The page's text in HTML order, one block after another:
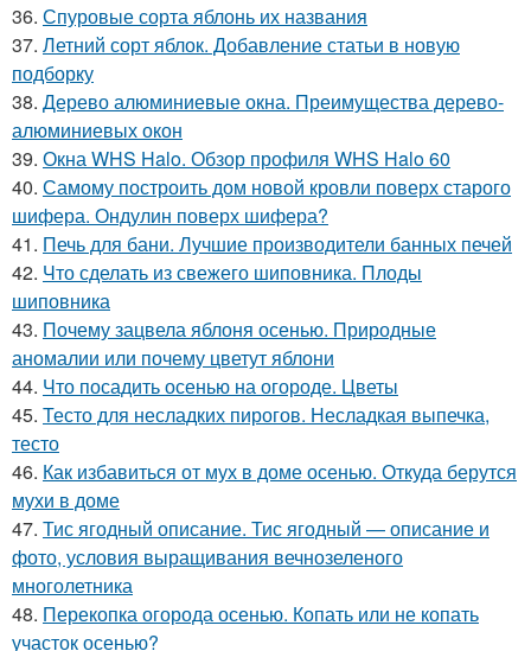
36. Спуровые сорта яблонь их названия
37. Летний сорт яблок. Добавление статьи в новую
подборку
38. Дерево алюминиевые окна. Преимущества дерево-
алюминиевых окон
39. Окна WHS Halo. Обзор профиля WHS Halo 60
40. Самому построить дом новой кровли поверх старого
шифера. Ондулин поверх шифера?
41. Печь для бани. Лучшие производители банных печей
42. Что сделать из свежего шиповника. Плоды
шиповника
43. Почему зацвела яблоня осенью. Природные
аномалии или почему цветут яблони
44. Что посадить осенью на огороде. Цветы
45. Тесто для несладких пирогов. Несладкая выпечка,
тесто
46. Как избавиться от мух в доме осенью. Откуда берутся
мухи в доме
47. Тис ягодный описание. Тис ягодный — описание и
фото, условия выращивания вечнозеленого
многолетника
48. Перекопка огорода осенью. Копать или не копать
участок осенью?